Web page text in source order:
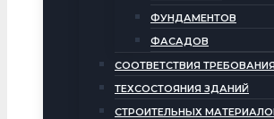
ФУНДАМЕНТОВ
ФАСАДОВ
СООТВЕТСТВИЯ
ТЕХСОСТОЯНИЯ ЗДАНИЙ
СТРОИТЕЛЬНЫХ